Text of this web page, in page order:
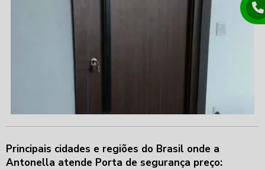
Principais cidades e regiões do Brasil onde a
Antonella atende Porta de segurança preço: